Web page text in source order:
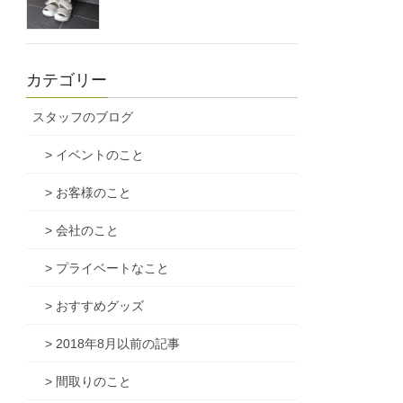
カテゴリー
スタッフのブログ
> イベントのこと
> お客様のこと
> 会社のこと
> プライベートなこと
> おすすめグッズ
> 2018年8月以前の記事
> 間取りのこと